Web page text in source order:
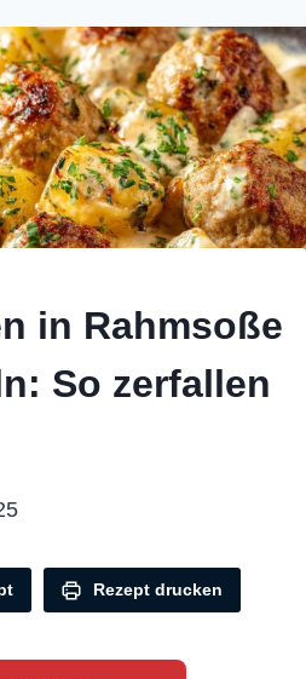
in Rahmsoße
So zerfallen
Rezept drucken